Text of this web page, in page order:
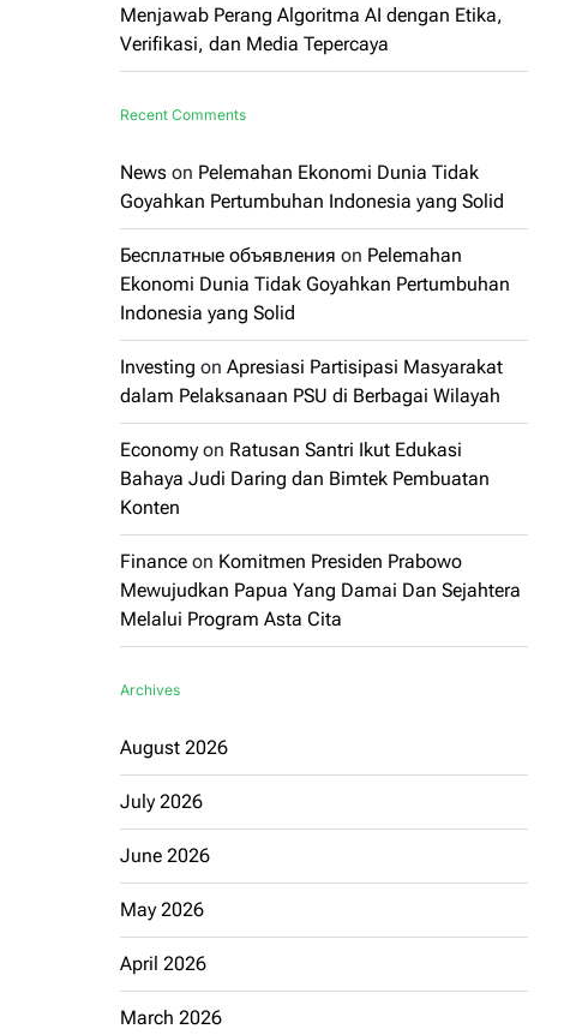
Menjawab Perang Algoritma AI dengan Etika,
Verifikasi, dan Media Tepercaya
Recent Comments
News on Pelemahan Ekonomi Dunia Tidak
Goyahkan Pertumbuhan Indonesia yang Solid
Бесплатные объявления on Pelemahan
Ekonomi Dunia Tidak Goyahkan Pertumbuhan
Indonesia yang Solid
Investing on Apresiasi Partisipasi Masyarakat
dalam Pelaksanaan PSU di Berbagai Wilayah
Economy on Ratusan Santri Ikut Edukasi
Bahaya Judi Daring dan Bimtek Pembuatan
Konten
Finance on Komitmen Presiden Prabowo
Mewujudkan Papua Yang Damai Dan Sejahtera
Melalui Program Asta Cita
Archives
August 2026
July 2026
June 2026
May 2026
April 2026
March 2026